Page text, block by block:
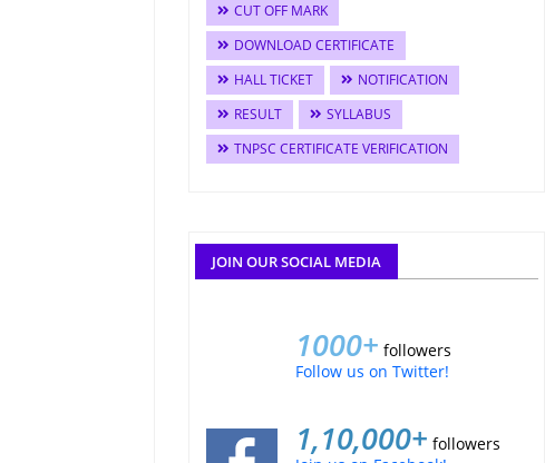
CUT OFF MARK
DOWNLOAD CERTIFICATE
HALL TICKET
NOTIFICATION
RESULT
SYLLABUS
TNPSC CERTIFICATE VERIFICATION
JOIN OUR SOCIAL MEDIA
1000+ followers
Follow us on Twitter!
1,10,000+ followers